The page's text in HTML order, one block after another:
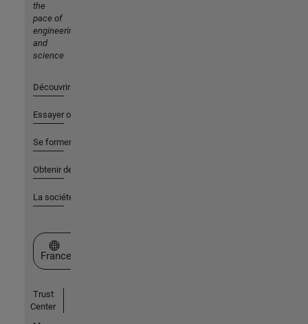
the
pace of
engineering
and
science
Découvrir les produits
Essayer ou acheter
Se former
Obtenir de l'aide
La société
Sélectionner un site web
France
Trust
Center